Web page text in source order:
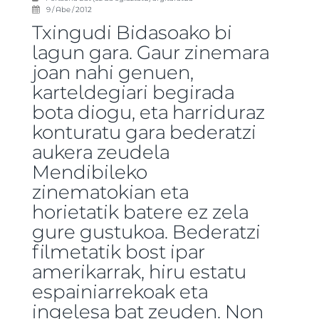
9 / Abe / 2012
Txingudi Bidasoako bi
lagun gara. Gaur zinemara
joan nahi genuen,
karteldegiari begirada
bota diogu, eta harriduraz
konturatu gara bederatzi
aukera zeudela
Mendibileko
zinematokian eta
horietatik batere ez zela
gure gustukoa. Bederatzi
filmetatik bost ipar
amerikarrak, hiru estatu
espainiarrekoak eta
ingelesa bat zeuden. Non